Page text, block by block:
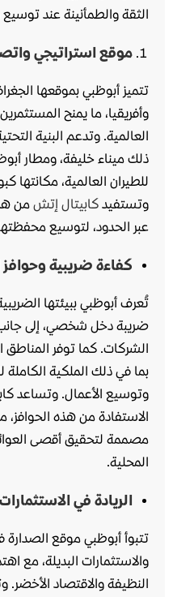
الثقة والطمأنينة عند
موقع استراتيجي
تتميز أبوظبي بموقعها
وأفريقيا، ما يمنح
العالمية. وتدعم البنية
ذلك ميناء خليفة، ومطار
للطيران العالمية، مكانتها
وتستفيد كابيتال إتش من
عبر الحدود، لتوسيع
كفاءة ضريبية وحوافز
ضريبة دخل شخصي، إلى
الشركات. كما توفر المناطق
بما في ذلك الملكية
وتوسيع الأعمال. وتساعد
الاستفادة من هذه الحوافز،
مصممة لتحقيق أقصى
المحلية.
الريادة في
تتبوأ أبوظبي موقع الصدارة
والاستثمارات البديلة، مع
النظيفة والاقتصاد الأخضر.